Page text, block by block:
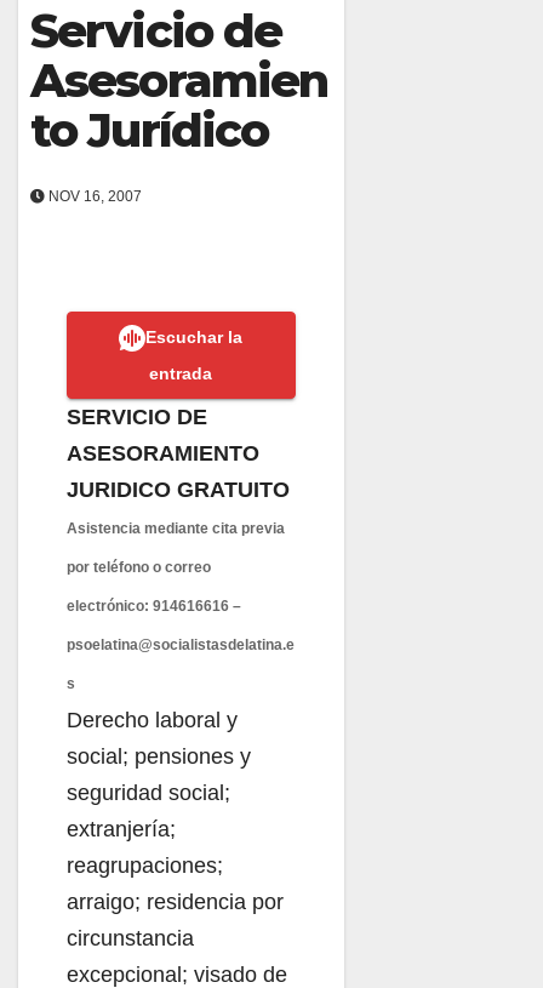
Servicio de
Asesoramien
to Jurídico
NOV 16, 2007
Escuchar la
entrada
SERVICIO DE
ASESORAMIENTO
JURIDICO GRATUITO
Asistencia mediante cita previa
por teléfono o correo
electrónico: 914616616 –
psoelatina@socialistasdelatina.e
s
Derecho laboral y
social; pensiones y
seguridad social;
extranjería;
reagrupaciones;
arraigo; residencia por
circunstancia
excepcional; visado de